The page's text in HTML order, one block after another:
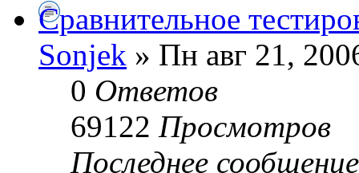
Сравнительное
Sonjek » Пн авг 21,
0 Ответов
69122 Просмотров
Последнее